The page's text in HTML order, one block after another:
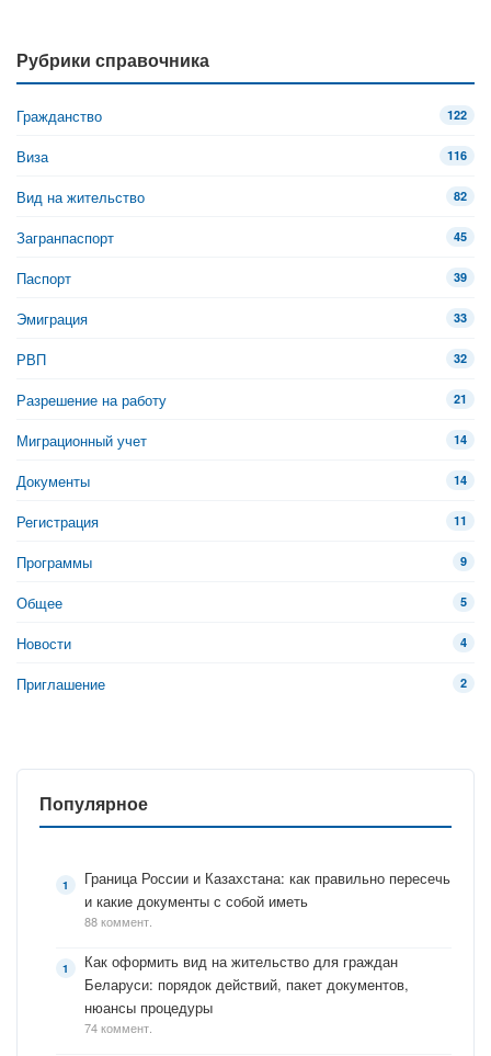
Рубрики справочника
Гражданство 122
Виза 116
Вид на жительство 82
Загранпаспорт 45
Паспорт 39
Эмиграция 33
РВП 32
Разрешение на работу 21
Миграционный учет 14
Документы 14
Регистрация 11
Программы 9
Общее 5
Новости 4
Приглашение 2
Популярное
Граница России и Казахстана: как правильно пересечь
и какие документы с собой иметь
88 коммент.
Как оформить вид на жительство для граждан
Беларуси: порядок действий, пакет документов,
нюансы процедуры
74 коммент.